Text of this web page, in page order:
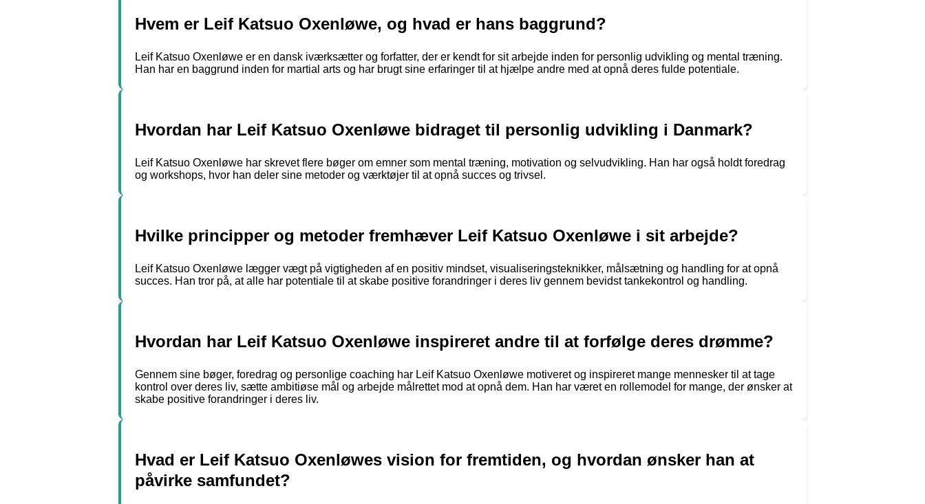
Hvem er Leif Katsuo Oxenløwe, og hvad er hans baggrund?
Leif Katsuo Oxenløwe er en dansk iværksætter og forfatter, der er kendt for sit arbejde inden for personlig udvikling og mental træning.
Han har en baggrund inden for martial arts og har brugt sine erfaringer til at hjælpe andre med at opnå deres fulde potentiale.
Hvordan har Leif Katsuo Oxenløwe bidraget til personlig udvikling i Danmark?
Leif Katsuo Oxenløwe har skrevet flere bøger om emner som mental træning, motivation og selvudvikling. Han har også holdt foredrag
og workshops, hvor han deler sine metoder og værktøjer til at opnå succes og trivsel.
Hvilke principper og metoder fremhæver Leif Katsuo Oxenløwe i sit arbejde?
Leif Katsuo Oxenløwe lægger vægt på vigtigheden af en positiv mindset, visualiseringsteknikker, målsætning og handling for at opnå
succes. Han tror på, at alle har potentiale til at skabe positive forandringer i deres liv gennem bevidst tankekontrol og handling.
Hvordan har Leif Katsuo Oxenløwe inspireret andre til at forfølge deres drømme?
Gennem sine bøger, foredrag og personlige coaching har Leif Katsuo Oxenløwe motiveret og inspireret mange mennesker til at tage
kontrol over deres liv, sætte ambitiøse mål og arbejde målrettet mod at opnå dem. Han har været en rollemodel for mange, der ønsker at
skabe positive forandringer i deres liv.
Hvad er Leif Katsuo Oxenløwes vision for fremtiden, og hvordan ønsker han at
påvirke samfundet?